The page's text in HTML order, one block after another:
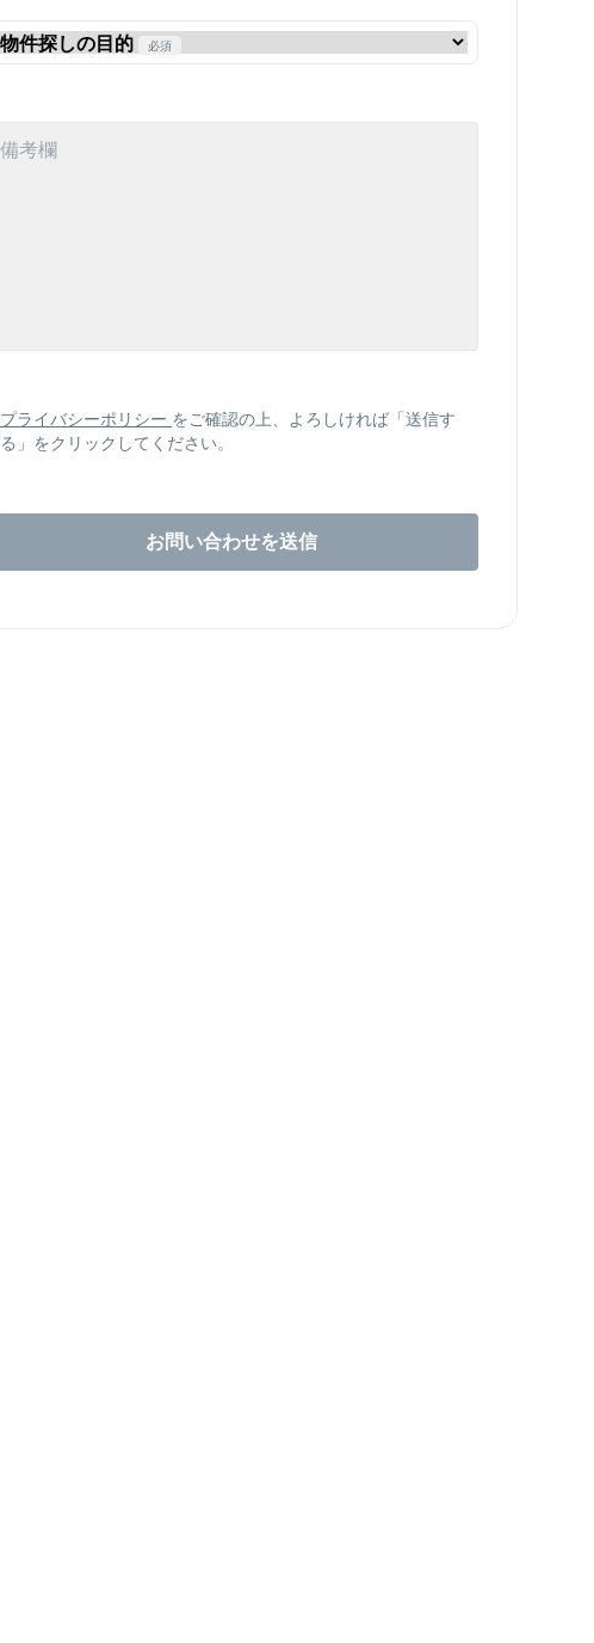
必須
プライバシーポリシー をご確認の上、よろしければ「送信す
る」をクリックしてください。
お問い合わせを送信